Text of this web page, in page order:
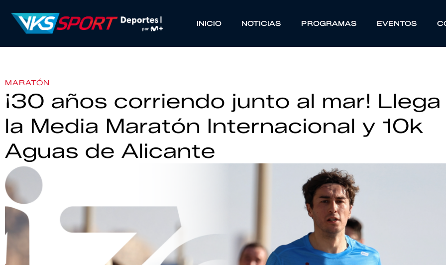
INICIO NOTICIAS PROGRAMAS EVENTOS
MARATÓN
¡30 años corriendo junto al mar! Llega
la Media Maratón Internacional y 10k
Aguas de Alicante